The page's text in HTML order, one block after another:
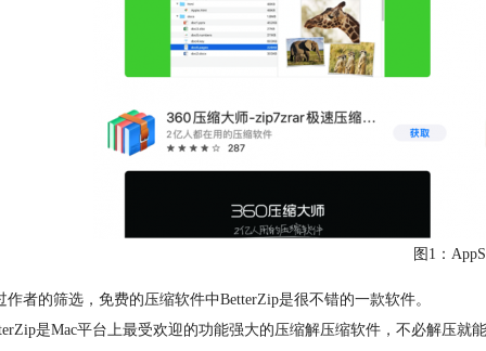
图1：
者的筛选，免费的压缩软件中BetterZip是很不错的一款软件。
是Mac平台上最受欢迎的功能强大的压缩解压缩软件，不必解压就